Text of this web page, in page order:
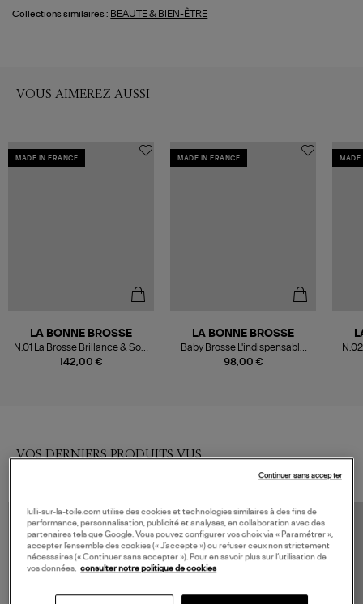
Collections similaires : BEAUTE & BIEN-ÊTRE
VOUS AIMEREZ AUSSI
MADE IN FRANCE
142,00 €
LA BONNE BROSSE
N.01 La Brosse Brillance & Soin
l'Universelle Vert Amande
MADE IN FRANCE
98,00 €
LA BONNE BROSSE
Baby Brosse L'indispensable
Vert
MADE
VOS DERNIERS PRODUITS VUS
lulli-sur-la-toile.com utilise des cookies et technologies similaires à des fins de
performance, personnalisation, publicité et analyses, en collaboration avec des
partenaires tels que Google. Vous pouvez configurer vos choix via « Paramétrer »,
accepter l’ensemble des cookies (« J’accepte ») ou refuser ceux non strictement
nécessaires (« Continuer sans accepter »). Pour en savoir plus sur l’utilisation de
vos données, consulter notre politique de cookies
Continuer sans accepter